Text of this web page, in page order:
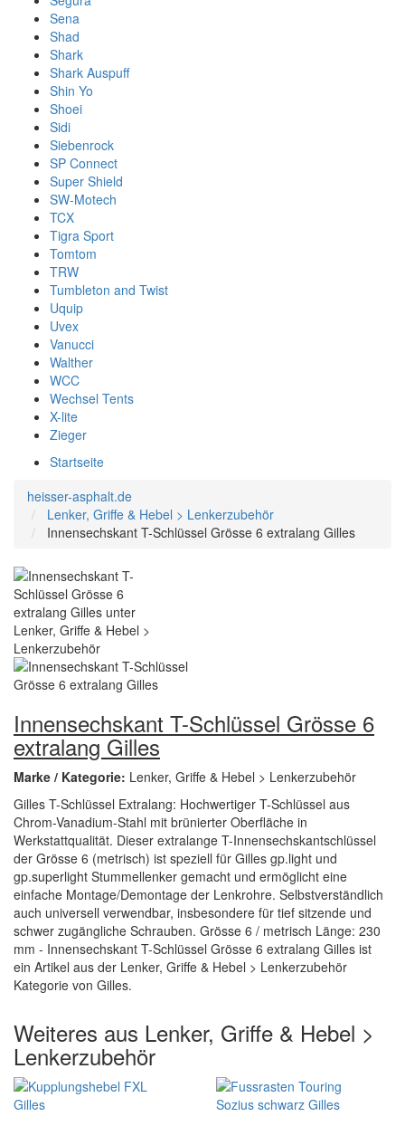
Sena
Shad
Shark
Shark Auspuff
Shin Yo
Shoei
Sidi
Siebenrock
SP Connect
Super Shield
SW-Motech
TCX
Tigra Sport
Tomtom
TRW
Tumbleton and Twist
Uquip
Uvex
Vanucci
Walther
WCC
Wechsel Tents
X-lite
Zieger
Startseite
heisser-asphalt.de
Lenker, Griffe & Hebel > Lenkerzubehör
Innensechskant T-Schlüssel Grösse 6 extralang Gilles
Innensechskant T-Schlüssel Grösse 6
extralang Gilles
Marke / Kategorie: Lenker, Griffe & Hebel > Lenkerzubehör
Gilles T-Schlüssel Extralang: Hochwertiger T-Schlüssel aus
Chrom-Vanadium-Stahl mit brünierter Oberfläche in
Werkstattqualität. Dieser extralange T-Innensechskantschlüssel
der Grösse 6 (metrisch) ist speziell für Gilles gp.light und
gp.superlight Stummellenker gemacht und ermöglicht eine
einfache Montage/Demontage der Lenkrohre. Selbstverständlich
auch universell verwendbar, insbesondere für tief sitzende und
schwer zugängliche Schrauben. Grösse 6 / metrisch Länge: 230
mm - Innensechskant T-Schlüssel Grösse 6 extralang Gilles ist
ein Artikel aus der Lenker, Griffe & Hebel > Lenkerzubehör
Kategorie von Gilles.
Weiteres aus Lenker, Griffe & Hebel >
Lenkerzubehör